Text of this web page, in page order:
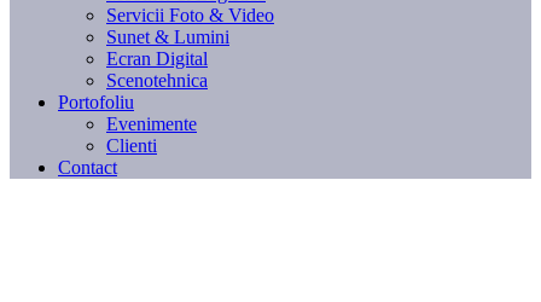
Servicii Foto & Video
Sunet & Lumini
Ecran Digital
Scenotehnica
Portofoliu
Evenimente
Clienti
Contact